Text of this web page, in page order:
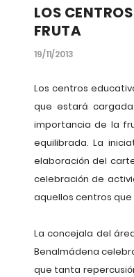
LOS
FRUTA
19/11/2013
Los centros
que estará
importancia de la
equilibrada. La
elaboración del
celebración de
aquellos centros
La concejala del
Benalmádena
que tanta